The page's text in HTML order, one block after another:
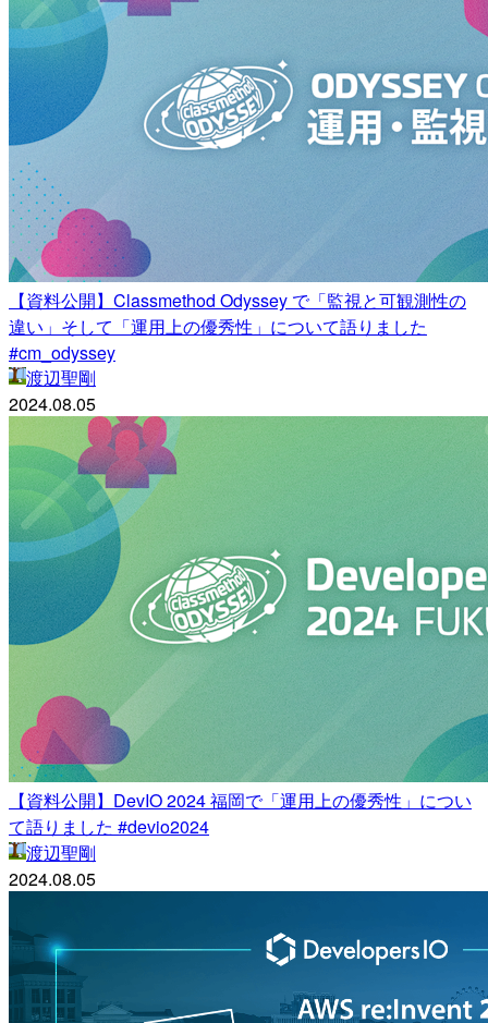
【資料公開】Classmethod Odyssey で「監視と可観測性の
違い」そして「運用上の優秀性」について語りました
#cm_odyssey
渡辺聖剛
2024.08.05
【資料公開】DevIO 2024 福岡で「運用上の優秀性」につい
て語りました #devio2024
渡辺聖剛
2024.08.05